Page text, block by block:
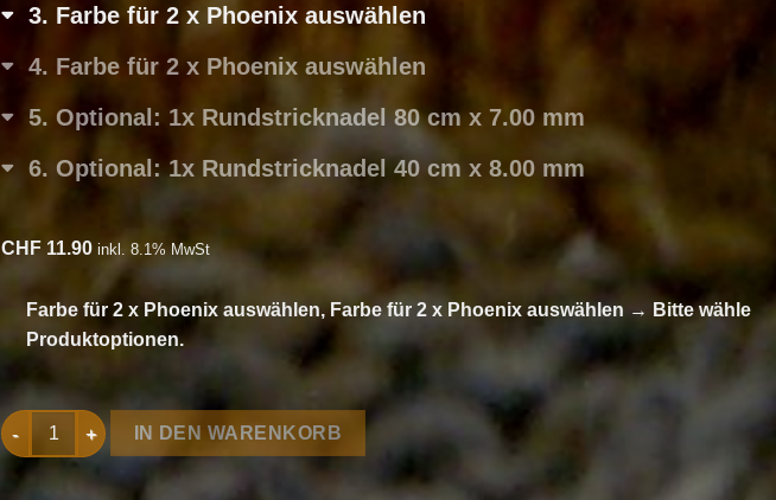
3 Farbe für 2 x Phoenix auswählen
4 Farbe für 2 x Phoenix auswählen
5 Optional: 1x Rundstricknadel 80 cm x 7.00 mm
6 Optional: 1x Rundstricknadel 40 cm x 8.00 mm
CHF 11.90 inkl. 8.1% MwSt
Farbe für 2 x Phoenix auswählen, Farbe für 2 x Phoenix auswählen → Bitte wähle
Produktoptionen.
Strickset Pullover Topdown aus Phoenix von Lang Yarns Menge
IN DEN WARENKORB